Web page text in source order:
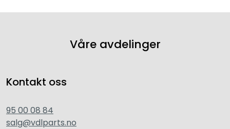
Våre avdelinger
Kontakt oss
95 00 08 84
salg@vdlparts.no